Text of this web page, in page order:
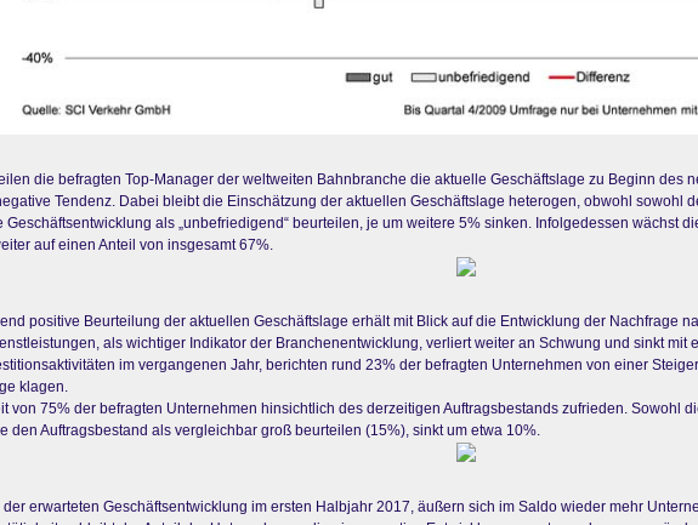
die befragten Top-Manager der weltweiten Bahnbranche die aktuelle Geschäftslage zu Beginn des
Tendenz. Dabei bleibt die Einschätzung der aktuellen Geschäftslage heterogen, obwohl sowohl
als „unbefriedigend“ beurteilen, je um weitere 5% sinken. Infolgedessen wächst
auf einen Anteil von insgesamt 67%.
positive Beurteilung der aktuellen Geschäftslage erhält mit Blick auf die Entwicklung der Nachfrage
als wichtiger Indikator der Branchenentwicklung, verliert weiter an Schwung und sinkt
im vergangenen Jahr, berichten rund 23% der befragten Unternehmen von einer
klagen.
von 75% der befragten Unternehmen hinsichtlich des derzeitigen Auftragsbestands zufrieden. Sowohl
den Auftragsbestand als vergleichbar groß beurteilen (15%), sinkt um etwa 10%.
erwarteten Geschäftsentwicklung im ersten Halbjahr 2017, äußern sich im Saldo wieder mehr